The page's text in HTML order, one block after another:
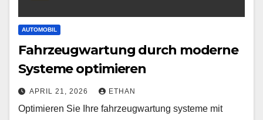
AUTOMOBIL
Fahrzeugwartung durch moderne
Systeme optimieren
APRIL 21, 2026 ETHAN
Optimieren Sie Ihre fahrzeugwartung systeme mit